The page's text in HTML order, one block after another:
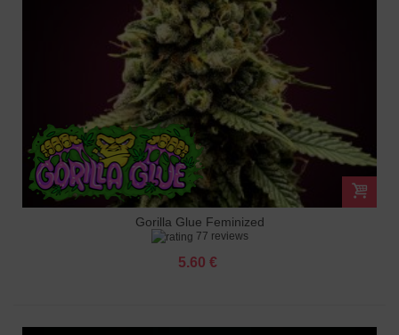
Gorilla Glue Feminized
77 reviews
5.60 €